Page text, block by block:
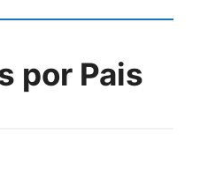
por Pais